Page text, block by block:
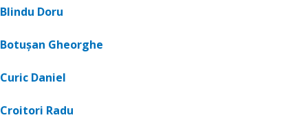
Blindu Doru
Botușan Gheorghe
Curic Daniel
Croitori Radu